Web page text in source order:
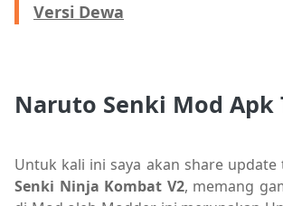
Versi Dewa
Naruto Senki Mod Apk
Untuk kali ini saya akan share update
Senki Ninja Kombat V2, memang